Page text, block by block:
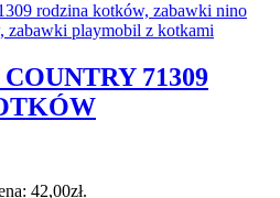
71309
42,00zł.